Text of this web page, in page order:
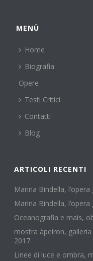
MENÙ
Home
Biografia
Opere
Testi Critici
Contatti
Blog
ARTICOLI RECENTI
Marina Bindella,
Marina Bindella,
Oceanografia e mais,
mostra àpeiron,
2017
Linee di luce e ombra,